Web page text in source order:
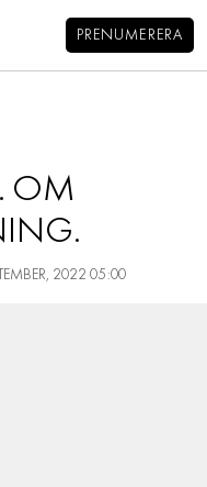
PRENUMERERA
MENY
OM
2022 05:00